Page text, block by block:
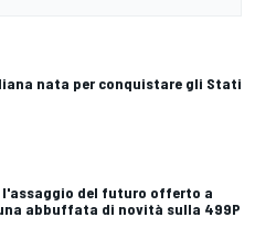
nata per conquistare gli Stati
l'assaggio del futuro offerto a
abbuffata di novità sulla 499P